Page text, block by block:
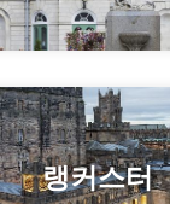
랭커스터